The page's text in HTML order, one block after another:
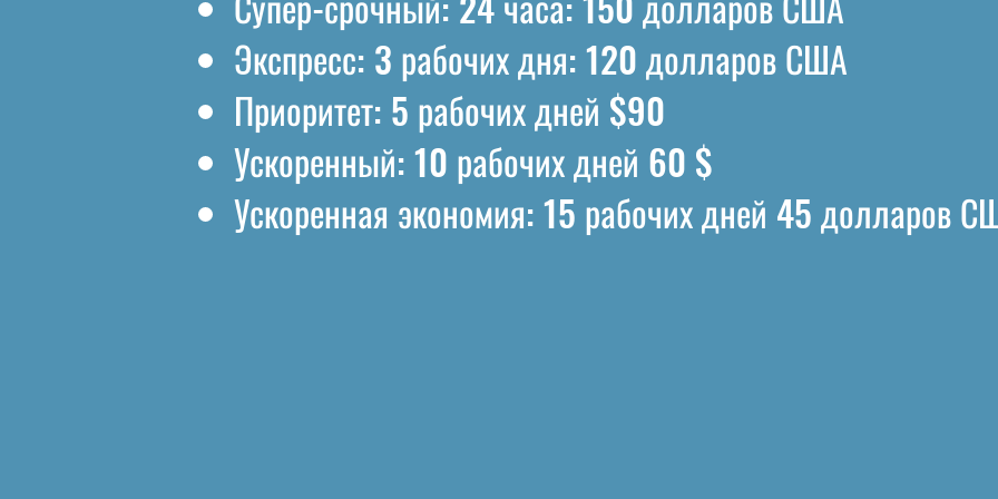
Экспресс: 3 рабочих дня: 120 долларов США
Приоритет: 5 рабочих дней $90
Ускоренный: 10 рабочих дней 60 $
Ускоренная экономия: 15 рабочих дней 45 долларов